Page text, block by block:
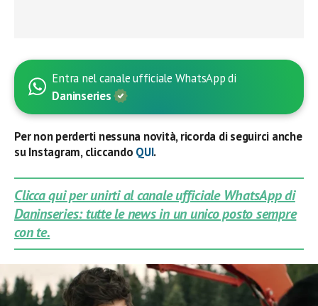
Entra nel canale ufficiale WhatsApp di
Daninseries
Per non perderti nessuna novità, ricorda di seguirci anche
su Instagram, cliccando QUI.
Clicca qui per unirti al canale ufficiale WhatsApp di
Daninseries: tutte le news in un unico posto sempre
con te.